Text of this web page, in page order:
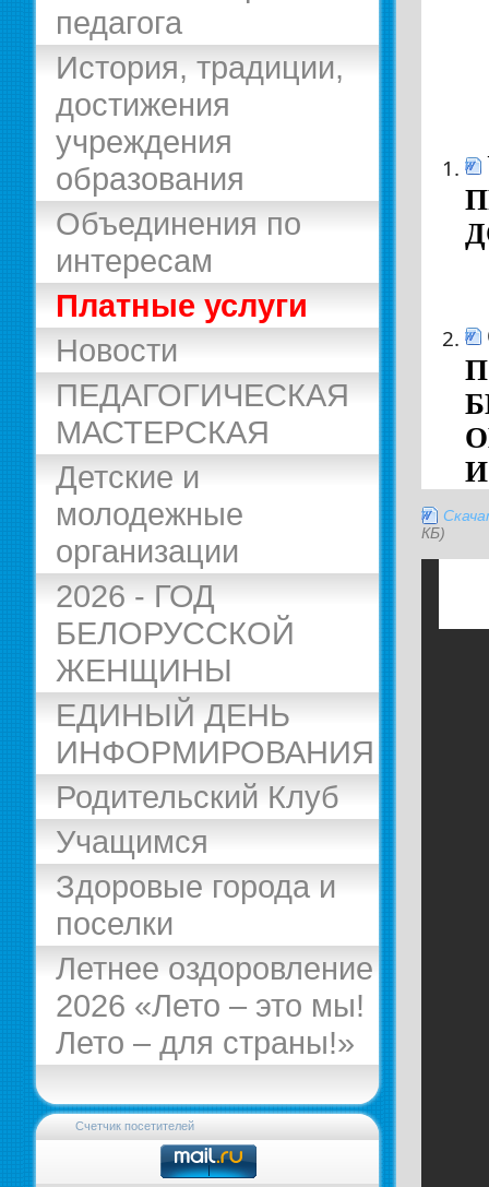
педагога
История, традиции,
достижения
учреждения
образования
Объединения по
интересам
Платные услуги
Новости
ПЕДАГОГИЧЕСКАЯ
МАСТЕРСКАЯ
Детские и
молодежные
организации
2026 - ГОД
БЕЛОРУССКОЙ
ЖЕНЩИНЫ
ЕДИНЫЙ ДЕНЬ
ИНФОРМИРОВАНИЯ
Родительский Клуб
Учащимся
Здоровые города и
поселки
Летнее оздоровление
2026 «Лето – это мы!
Лето – для страны!»
Счетчик посетителей
КБ)